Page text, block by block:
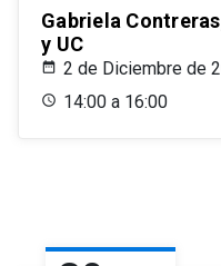
Gabriela
y UC
2 de Diciembre de
14:00 a 16:00